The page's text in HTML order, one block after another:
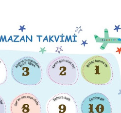
Fasih Arapça ile
buluşturan genç
Abdou Salam